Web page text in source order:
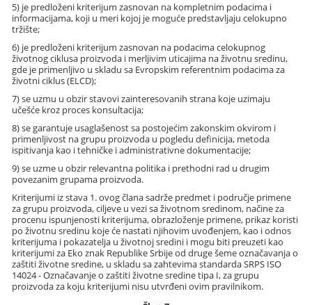
5) je predloženi kriterijum zasnovan na kompletnim podacima i
informacijama, koji u meri kojoj je moguće predstavljaju celokupno
tržište;
6) je predloženi kriterijum zasnovan na podacima celokupnog
životnog ciklusa proizvoda i merljivim uticajima na životnu sredinu,
gde je primenljivo u skladu sa Evropskim referentnim podacima za
životni ciklus (ELCD);
7) se uzmu u obzir stavovi zainteresovanih strana koje uzimaju
učešće kroz proces konsultacija;
8) se garantuje usaglašenost sa postojećim zakonskim okvirom i
primenljivost na grupu proizvoda u pogledu definicija, metoda
ispitivanja kao i tehničke i administrativne dokumentacije;
9) se uzme u obzir relevantna politika i prethodni rad u drugim
povezanim grupama proizvoda.
Kriterijumi iz stava 1. ovog člana sadrže predmet i područje primene
za grupu proizvoda, ciljeve u vezi sa životnom sredinom, načine za
procenu ispunjenosti kriterijuma, obrazloženje primene, prikaz koristi
po životnu sredinu koje će nastati njihovim uvođenjem, kao i odnos
kriterijuma i pokazatelja u životnoj sredini i mogu biti preuzeti kao
kriterijumi za Eko znak Republike Srbije od druge šeme označavanja o
zaštiti životne sredine, u skladu sa zahtevima standarda SRPS ISO
14024 - Označavanje o zaštiti životne sredine tipa I, za grupu
proizvoda za koju kriterijumi nisu utvrđeni ovim pravilnikom.